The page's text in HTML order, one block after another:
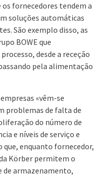
fornecedores tendem a
soluções automáticas
São exemplo disso, as
BOWE que
desde a receção
pela alimentação
«vêm-se
problemas de falta de
do número de
e níveis de serviço e
que, enquanto fornecedor,
Körber permitem o
de armazenamento,